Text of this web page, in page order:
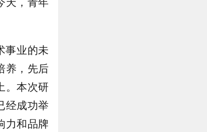
事业的未
养，先后
。本次研
经成功举
力和品牌